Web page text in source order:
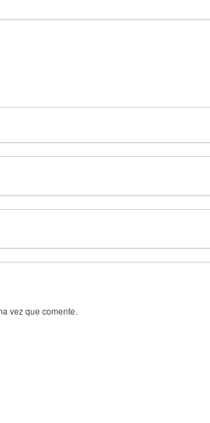
vez que comente.